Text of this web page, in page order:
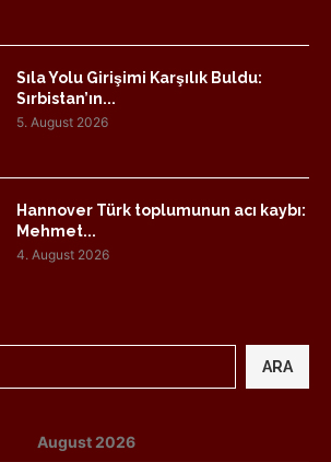
Sıla Yolu Girişimi Karşılık Buldu:
Sırbistan’ın...
5. August 2026
Hannover Türk toplumunun acı kaybı:
Mehmet...
4. August 2026
ARA
August 2026